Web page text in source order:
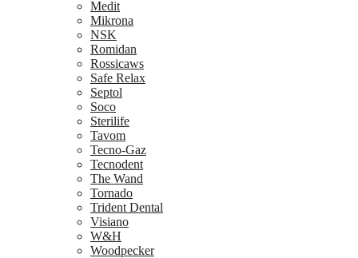
Medit
Mikrona
NSK
Romidan
Rossicaws
Safe Relax
Septol
Soco
Sterilife
Tavom
Tecno-Gaz
Tecnodent
The Wand
Tornado
Trident Dental
Visiano
W&H
Woodpecker